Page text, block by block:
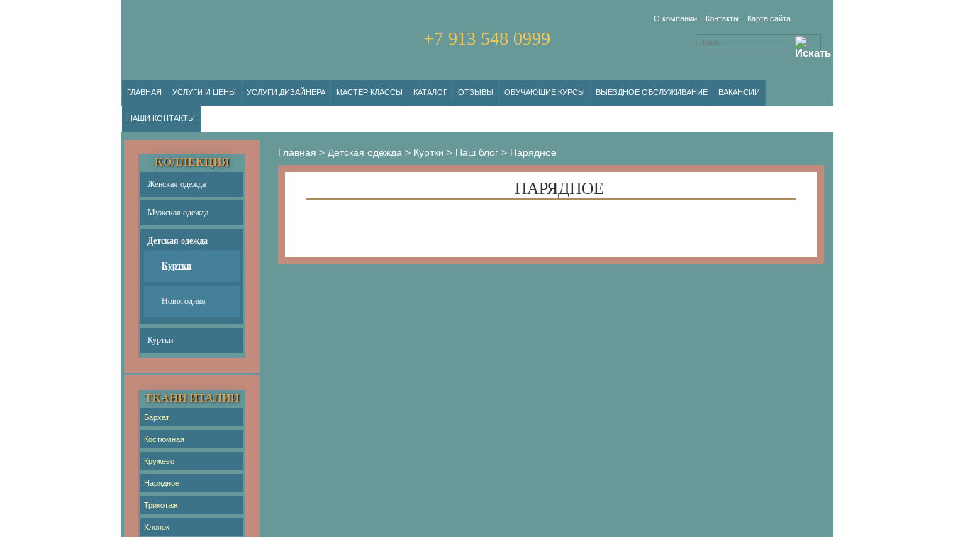
О компании Контакты Карта сайта
+7 913 548 0999
ГЛАВНАЯ УСЛУГИ И ЦЕНЫ УСЛУГИ ДИЗАЙНЕРА МАСТЕР КЛАССЫ КАТАЛОГ ОТЗЫВЫ ОБУЧАЮЩИЕ КУРСЫ ВЫЕЗДНОЕ ОБСЛУЖИВАНИЕ ВАКАНСИИ
НАШИ КОНТАКТЫ
КОЛЛЕКЦИЯ
Женская одежда
Мужская одежда
Детская одежда
Куртки
Новогодняя
Куртки
ТКАНИ ИТАЛИИ
Бархат
Костюмная
Кружево
Нарядное
Трикотаж
Хлопок
Главная > Детская одежда > Куртки > Наш блог> Нарядное
НАРЯДНОЕ